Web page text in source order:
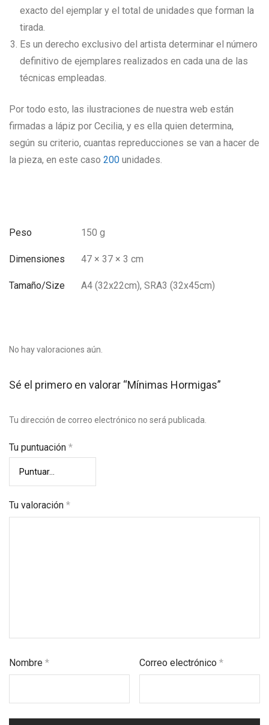
exacto del ejemplar y el total de unidades que forman la
tirada.
Es un derecho exclusivo del artista determinar el número
definitivo de ejemplares realizados en cada una de las
técnicas empleadas.
Por todo esto, las ilustraciones de nuestra web están
firmadas a lápiz por Cecilia, y es ella quien determina,
según su criterio, cuantas repreducciones se van a hacer de
la pieza, en este caso 200 unidades.
Peso 150 g
Dimensiones 47 × 37 × 3 cm
Tamaño/Size A4 (32x22cm), SRA3 (32x45cm)
No hay valoraciones aún.
Sé el primero en valorar “Mínimas Hormigas”
Tu dirección de correo electrónico no será publicada.
Tu puntuación *
Tu valoración *
Nombre * Correo electrónico*